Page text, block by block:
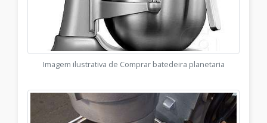
Imagem ilustrativa de Comprar batedeira planetaria